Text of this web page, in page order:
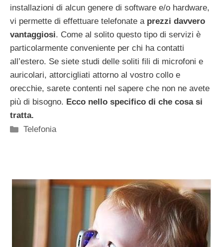
installazioni di alcun genere di software e/o hardware,
vi permette di effettuare telefonate aprezzi davvero
vantaggiosi. Come al solito questo tipo di servizi è
particolarmente conveniente per chi ha contatti
all’estero. Se siete studi delle soliti fili di microfoni e
auricolari, attorcigliati attorno al vostro collo e
orecchie, sarete contenti nel sapere che non ne avete
più di bisogno. Ecco nello specifico di che cosa si
tratta.
Categorie
Telefonia